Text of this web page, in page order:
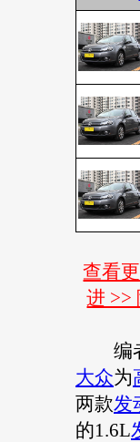
查看
进 >>
编
大众为
两款发
的1.6L